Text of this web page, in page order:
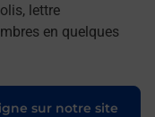
lettre
en quelques
sur notre site